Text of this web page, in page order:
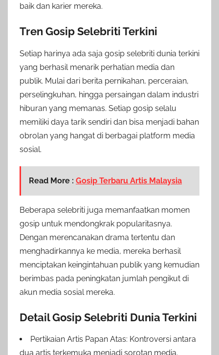
baik dan karier mereka.
Tren Gosip Selebriti Terkini
Setiap harinya ada saja gosip selebriti dunia terkini
yang berhasil menarik perhatian media dan
publik. Mulai dari berita pernikahan, perceraian,
perselingkuhan, hingga persaingan dalam industri
hiburan yang memanas. Setiap gosip selalu
memiliki daya tarik sendiri dan bisa menjadi bahan
obrolan yang hangat di berbagai platform media
sosial.
Read More : Gosip Terbaru Artis Malaysia
Beberapa selebriti juga memanfaatkan momen
gosip untuk mendongkrak popularitasnya.
Dengan merencanakan drama tertentu dan
menghadirkannya ke media, mereka berhasil
menciptakan keingintahuan publik yang kemudian
berimbas pada peningkatan jumlah pengikut di
akun media sosial mereka.
Detail Gosip Selebriti Dunia Terkini
Pertikaian Artis Papan Atas: Kontroversi antara
dua artis terkemuka menjadi sorotan media.